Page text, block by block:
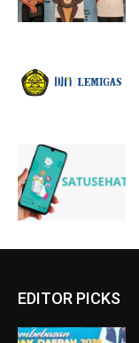
EDITOR PICKS